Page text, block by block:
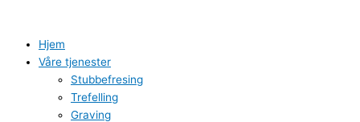
innholdet
Hjem
Våre tjenester
Stubbefresing
Trefelling
Graving